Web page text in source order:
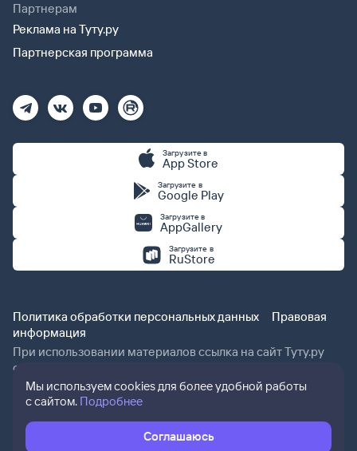
Партнерам
Реклама на Туту.ру
Партнерская программа
Загрузите в
App Store
Загрузите в
Google Play
Загрузите в
AppGallery
Загрузите в
RuStore
Политика обработки персональных данных
Правовая
информация
При использовании материалов ссылка на сайт Туту.ру
обязательна.
Мы используем cookies для более удобной работы
с сайтом. Подробнее
Соглашаюсь